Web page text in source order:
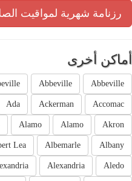
رزنامة شهرية لمواقيت
أماكن أخرى
Abbeville
Abbeville
Accomac
Ackerman
Ada
Akron
Alamo
Alamo
Albany
Albemarle
Lea
Aledo
Alexandria